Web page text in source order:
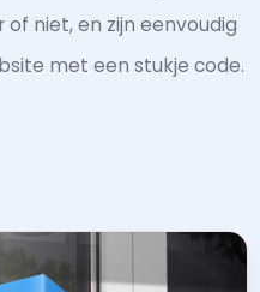
niet, en zijn eenvoudig
met een stukje code.